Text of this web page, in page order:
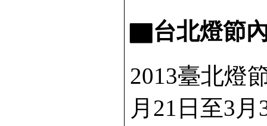
▇台北燈節
2013臺北燈
月21日至3